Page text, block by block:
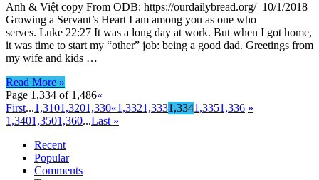
Anh & Việt copy From ODB: https://ourdailybread.org/ 10/1/2018
Growing a Servant’s Heart I am among you as one who
serves. Luke 22:27 It was a long day at work. But when I got home,
it was time to start my “other” job­: being a good dad. Greetings from
my wife and kids …
Read More »
Page 1,334 of 1,486«
First...1,3101,3201,330«1,3321,3331,3341,3351,336 »
1,3401,3501,360...Last »
Recent
Popular
Comments